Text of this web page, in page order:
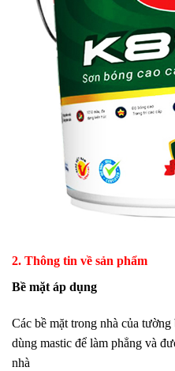
2. Thông tin về sản phẩm
Bề mặt áp dụng
Các bề mặt trong nhà của
dùng mastic để làm phẳng và
nhà